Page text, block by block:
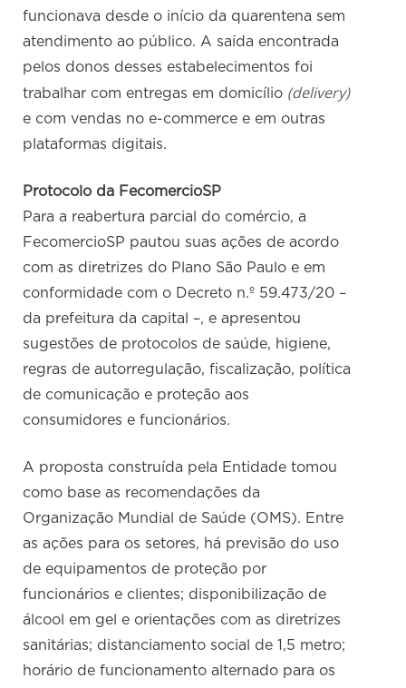
funcionava desde o início da quarentena sem
atendimento ao público. A saída encontrada
pelos donos desses estabelecimentos foi
trabalhar com entregas em domicílio (delivery)
e com vendas no e-commerce e em outras
plataformas digitais.
Protocolo da FecomercioSP
Para a reabertura parcial do comércio, a
FecomercioSP pautou suas ações de acordo
com as diretrizes do Plano São Paulo e em
conformidade com o Decreto n.º 59.473/20 –
da prefeitura da capital –, e apresentou
sugestões de protocolos de saúde, higiene,
regras de autorregulação, fiscalização, política
de comunicação e proteção aos
consumidores e funcionários.
A proposta construída pela Entidade tomou
como base as recomendações da
Organização Mundial de Saúde (OMS). Entre
as ações para os setores, há previsão do uso
de equipamentos de proteção por
funcionários e clientes; disponibilização de
álcool em gel e orientações com as diretrizes
sanitárias; distanciamento social de 1,5 metro;
horário de funcionamento alternado para os